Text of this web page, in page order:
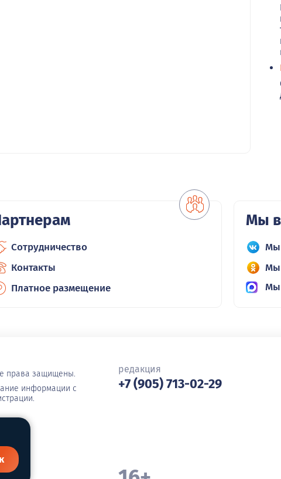
Сотрудничество
Контакты
Платное размещение
Мы в
Мы
Мы
Мы
права защищены.
информации с
редакция
+7 (905) 713-02-29